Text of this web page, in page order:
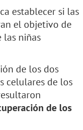
establecer si las
el objetivo de
las niñas
de los dos
celulares de los
de los